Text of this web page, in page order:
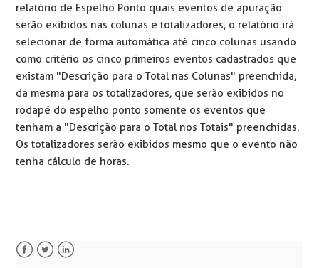
relatório de Espelho Ponto quais eventos de apuração
serão exibidos nas colunas e totalizadores, o relatório irá
selecionar de forma automática até cinco colunas usando
como critério os cinco primeiros eventos cadastrados que
existam "Descrição para o Total nas Colunas" preenchida,
da mesma para os totalizadores, que serão exibidos no
rodapé do espelho ponto somente os eventos que
tenham a "Descrição para o Total nos Totais" preenchidas.
Os totalizadores serão exibidos mesmo que o evento não
tenha cálculo de horas.